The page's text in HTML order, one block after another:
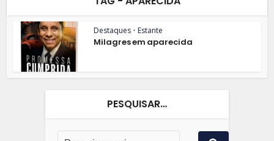
Destaques • Estante
Milagres em aparecida
PESQUISAR…